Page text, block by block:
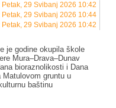
Petak, 29 Svibanj 2026 10:42
Petak, 29 Svibanj 2026 10:44
29 Svibanj 2026 10:42
je godine okupila škole
Mura–Drava–Dunav
bioraznolikosti i Dana
gruntu u
baštinu